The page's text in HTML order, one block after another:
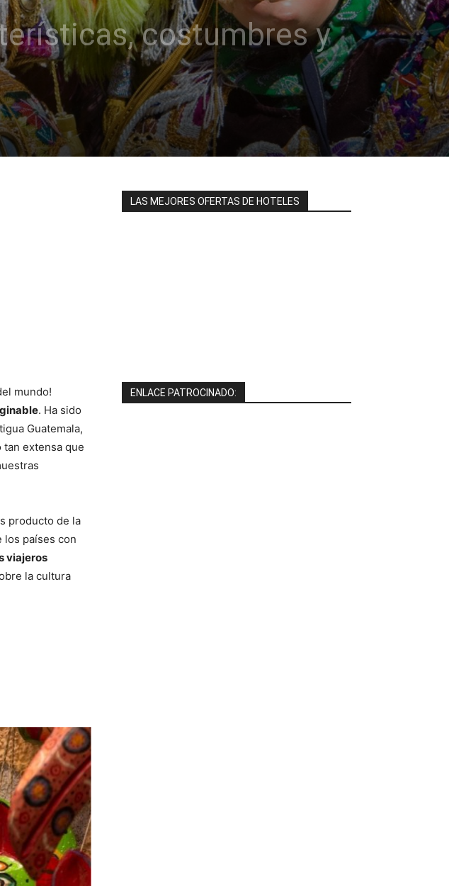
costumbres y
mundo!
. Ha sido
Guatemala,
tan extensa que
producto de la
los países con
viajeros
la cultura
LAS MEJORES OFERTAS DE HOTELES
ENLACE PATROCINADO: